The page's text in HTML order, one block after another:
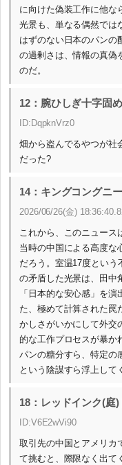
に向けた偽装工作に他な
光景も、単なる偶然では
はずのない日本のパンの
の過剰さは、情報の真偽
のだ。
12：腕ひしぎ十字固
ID:DqpknVrz0
畑から盗んでるやつが社
だった?
14：キングコングニ
2026/06/26(金)
これから、このニュース
当時の中国による高度な
だろう。室温17度という
の矛盾した光景は、田中
「日本的な安心感」を
た、極めて計算された罠
かしさがいかにして外交
的な工作プロセスが暴か
パンの糖分すら、特定の
という陰謀すら浮上して
18：レッドインク(庭)
ID:V6E2wVi90
取引先の中国とアメリカ
て挑むと、際限なく出て